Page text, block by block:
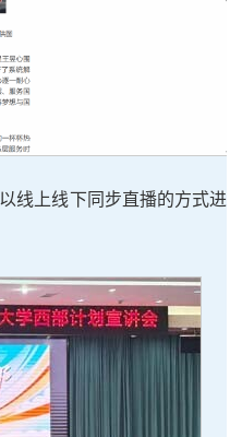
线上线下同步直播的方式进